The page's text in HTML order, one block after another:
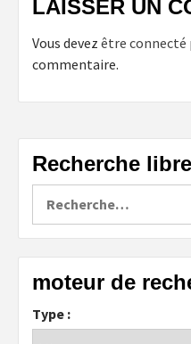
LAISSER UN
Vous devez être connecté
commentaire.
Recherche libre
moteur de
Type :